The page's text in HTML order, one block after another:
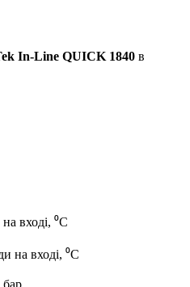
In-Line QUICK 1840 в
вході, ⁰С
на вході, ⁰С